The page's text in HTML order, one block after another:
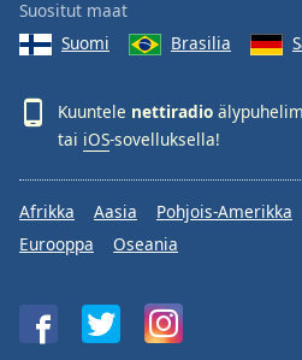
Suositut maat
Suomi
Brasilia
Kuuntele nettiradio
tai iOS-sovelluksella!
Afrikka Aasia Pohjois-Amerikka
Eurooppa
Oseania